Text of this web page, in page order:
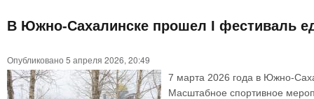
спорта
здесь
В Южно-Сахалинске прошел I фестиваль
Опубликовано 5 апреля 2026, 20:49
7 марта 2026 года в Южно-
Масштабное спортивное